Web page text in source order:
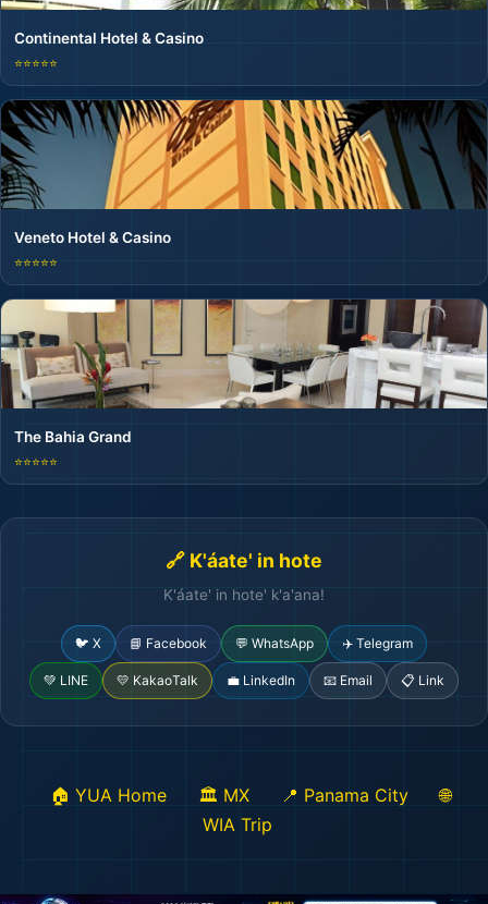
Continental Hotel & Casino
⭐⭐⭐⭐⭐
Veneto Hotel & Casino
⭐⭐⭐⭐⭐
The Bahia Grand
⭐⭐⭐⭐⭐
🔗 K'áate' in hote
K'áate' in hote' k'a'ana!
🐦 X 📘 Facebook 💬 WhatsApp ✈️ Telegram
💚 LINE 💛 KakaoTalk 💼 LinkedIn 📧 Email 📋 Link
🏠 YUA Home 🏛️ MX 📍 Panama City
🌐
WIA Trip